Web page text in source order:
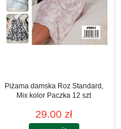
Piżama damska Roz Standard,
Mix kolor Paczka 12 szt
29.00 zł